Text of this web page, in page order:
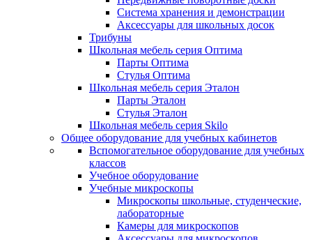
Система хранения и демонстрации
Аксессуары для школьных досок
Трибуны
Школьная мебель серия Оптима
Парты Оптима
Стулья Оптима
Школьная мебель серия Эталон
Парты Эталон
Стулья Эталон
Школьная мебель серия Skilo
Общее оборудование для учебных кабинетов
Вспомогательное оборудование для учебных
классов
Учебное оборудование
Учебные микроскопы
Микроскопы школьные, студенческие,
лабораторные
Камеры для микроскопов